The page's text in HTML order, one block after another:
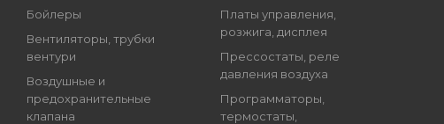
Бойлеры
Вентиляторы, трубки
вентури
Воздушные и
предохранительные
клапана
Платы управления,
розжига, дисплея
Прессостаты, реле
давления воздуха
Программаторы,
термостаты,